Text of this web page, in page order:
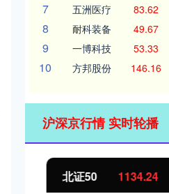
7 五洲医疗 83.62
8 耐科装备 49.67
9 一博科技 53.33
10 方邦股份 146.16
沪深京行情 实时轮播
北证50 1134.24